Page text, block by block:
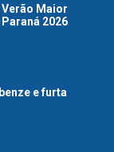
Verão Maior
Paraná 2026
e furta